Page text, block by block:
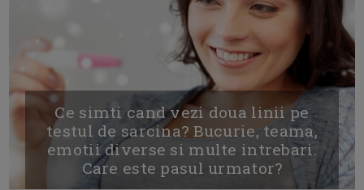
Ce simti cand vezi doua linii pe
testul de sarcina? Bucurie, teama,
emotii diverse si multe intrebari.
Care este pasul urmator?